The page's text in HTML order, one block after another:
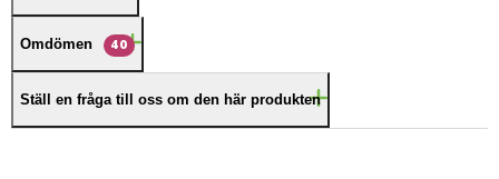
Omdömen 40
Ställ en fråga till oss om den här produkten